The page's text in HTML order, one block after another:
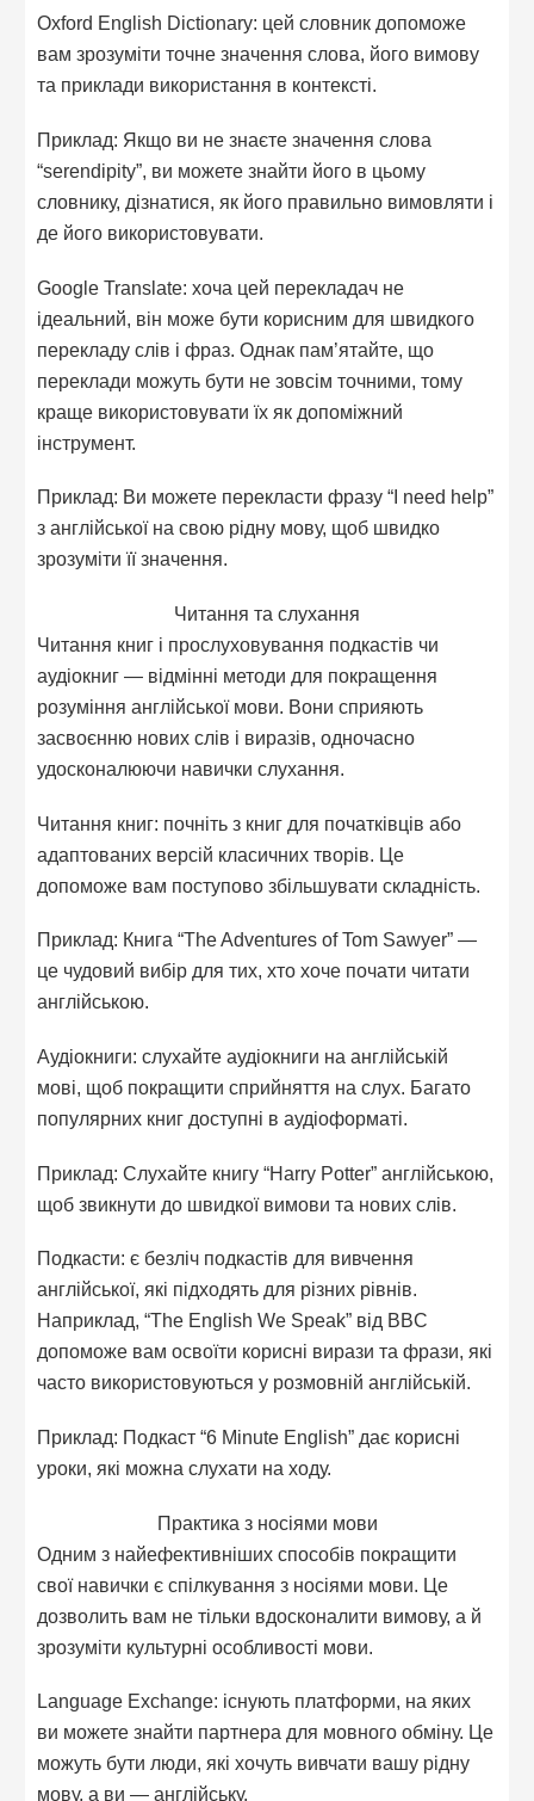
Oxford English Dictionary: цей словник допоможе
вам зрозуміти точне значення слова, його вимову
та приклади використання в контексті.
Приклад: Якщо ви не знаєте значення слова
“serendipity”, ви можете знайти його в цьому
словнику, дізнатися, як його правильно вимовляти і
де його використовувати.
Google Translate: хоча цей перекладач не
ідеальний, він може бути корисним для швидкого
перекладу слів і фраз. Однак пам’ятайте, що
переклади можуть бути не зовсім точними, тому
краще використовувати їх як допоміжний
інструмент.
Приклад: Ви можете перекласти фразу “I need help”
з англійської на свою рідну мову, щоб швидко
зрозуміти її значення.
Читання та слухання
Читання книг і прослуховування подкастів чи
аудіокниг — відмінні методи для покращення
розуміння англійської мови. Вони сприяють
засвоєнню нових слів і виразів, одночасно
удосконалюючи навички слухання.
Читання книг: почніть з книг для початківців або
адаптованих версій класичних творів. Це
допоможе вам поступово збільшувати складність.
Приклад: Книга “The Adventures of Tom Sawyer” —
це чудовий вибір для тих, хто хоче почати читати
англійською.
Аудіокниги: слухайте аудіокниги на англійській
мові, щоб покращити сприйняття на слух. Багато
популярних книг доступні в аудіоформаті.
Приклад: Слухайте книгу “Harry Potter” англійською,
щоб звикнути до швидкої вимови та нових слів.
Подкасти: є безліч подкастів для вивчення
англійської, які підходять для різних рівнів.
Наприклад, “The English We Speak” від BBC
допоможе вам освоїти корисні вирази та фрази, які
часто використовуються у розмовній англійській.
Приклад: Подкаст “6 Minute English” дає корисні
уроки, які можна слухати на ходу.
Практика з носіями мови
Одним з найефективніших способів покращити
свої навички є спілкування з носіями мови. Це
дозволить вам не тільки вдосконалити вимову, а й
зрозуміти культурні особливості мови.
Language Exchange: існують платформи, на яких
ви можете знайти партнера для мовного обміну. Це
можуть бути люди, які хочуть вивчати вашу рідну
мову, а ви — англійську.